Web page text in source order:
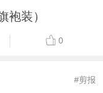
袍装）
0
#剪报